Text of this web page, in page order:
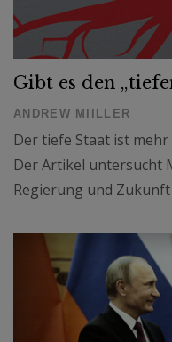
Gibt es den
ANDREW MIILLER
Der tiefe Staat ist
Der Artikel untersucht
Regierung und